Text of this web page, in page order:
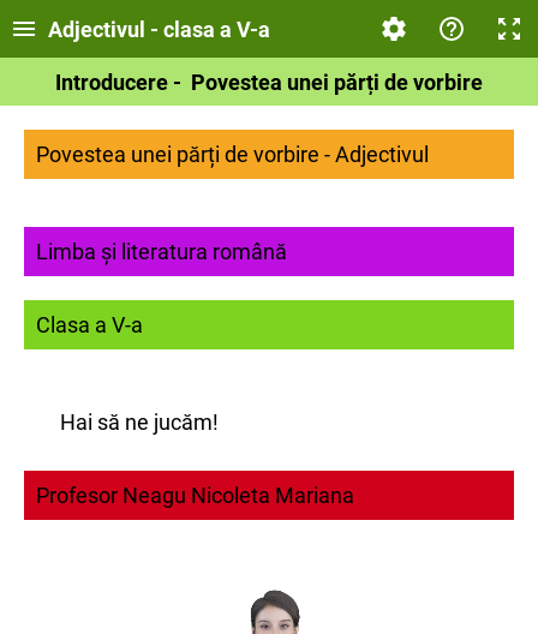
Adjectivul - clasa a V-a
Introducere - Povestea unei părți de vorbire
Povestea unei părți de vorbire - Adjectivul
Limba și literatura română
Clasa a V-a
Hai să ne jucăm!
Profesor Neagu Nicoleta Mariana